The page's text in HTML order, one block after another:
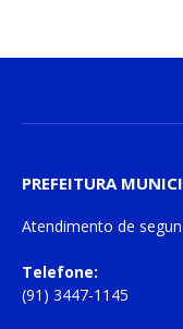
PREFEITURA
Atendimento de
Telefone:
(91) 3447-1145